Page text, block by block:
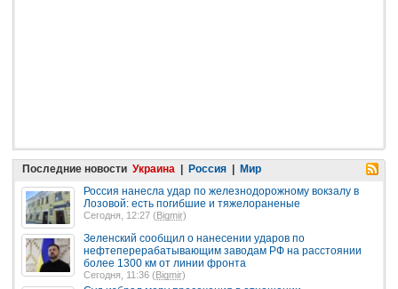
Последние новости Украина | Россия | Мир
Россия нанесла удар по железнодорожному вокзалу в
Лозовой: есть погибшие и тяжелораненые
Сегодня, 12:27 (Bigmir)
Зеленский сообщил о нанесении ударов по
нефтеперерабатывающим заводам РФ на расстоянии
более 1300 км от линии фронта
Сегодня, 11:36 (Bigmir)